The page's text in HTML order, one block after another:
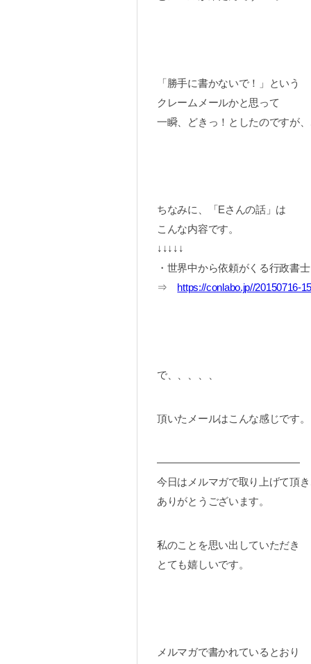
「勝手に書かないで！」という
クレームメールかと思って
一瞬、どきっ！としたのですが
ちなみに、「Eさんの話」は
こんな内容です。
↓↓↓↓↓
・世界中から依頼がくる行政書士
⇒ https://conlabo.jp//20150716-
で、、、、、
頂いたメールはこんな感じです。
——————————————
今日はメルマガで取り上げて頂
ありがとうございます。
私のことを思い出していただき
とても嬉しいです。
メルマガで書かれているとおり